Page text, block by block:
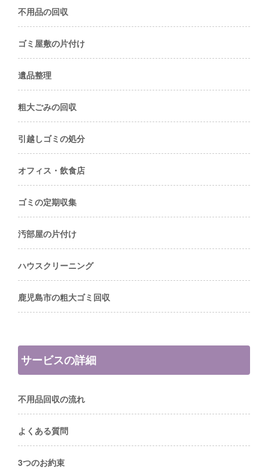
不用品の回収
ゴミ屋敷の片付け
遺品整理
粗大ごみの回収
引越しゴミの処分
オフィス・飲食店
ゴミの定期収集
汚部屋の片付け
ハウスクリーニング
鹿児島市の粗大ゴミ回収
サービスの詳細
不用品回収の流れ
よくある質問
3つのお約束